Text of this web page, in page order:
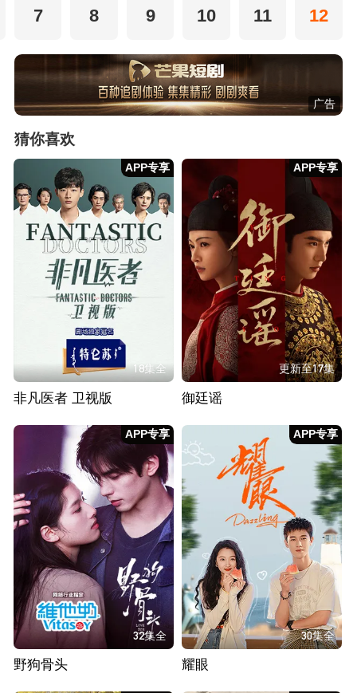
7 8 9 10 11 12
广告
猜你喜欢
APP专享
18集全
非凡医者 卫视版
APP专享
更新至17集
御廷谣
APP专享
32集全
野狗骨头
APP专享
30集全
耀眼